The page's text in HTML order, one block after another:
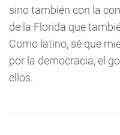
sino también con la
de la Florida que
Como latino, sé que
por la democracia, el
ellos.